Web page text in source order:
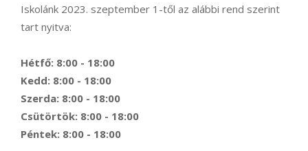
Iskolánk 2023. szeptember 1-től az alábbi rend szerint
tart nyitva:
Hétfő: 8:00 - 18:00
Kedd: 8:00 - 18:00
Szerda: 8:00 - 18:00
Csütörtök: 8:00 - 18:00
Péntek: 8:00 - 18:00